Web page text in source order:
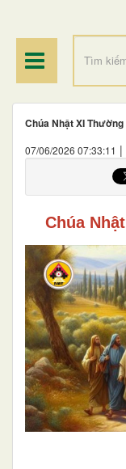
Chúa Nhật XI
07/06/2026 07:33:11 |
Chúa